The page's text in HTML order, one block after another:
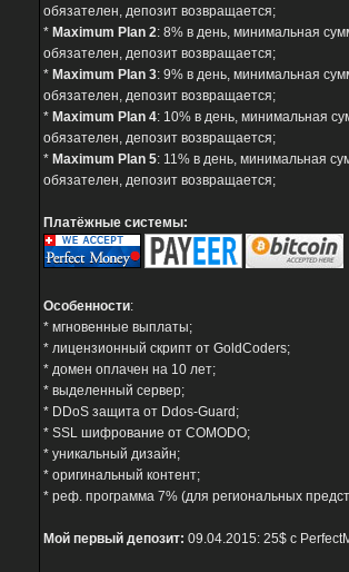
обязателен, депозит возвращается;
* Maximum Plan 2: 8% в день, минимальная
обязателен, депозит возвращается;
* Maximum Plan 3: 9% в день, минимальная
обязателен, депозит возвращается;
* Maximum Plan 4: 10% в день, минимальная
обязателен, депозит возвращается;
* Maximum Plan 5: 11% в день, минимальная
обязателен, депозит возвращается;
Платёжные системы:
Особенности:
* мгновенные выплаты;
* лицензионный скрипт от GoldCoders;
* домен оплачен на 10 лет;
* выделенный сервер;
* DDoS защита от Ddos-Guard;
* SSL шифрование от COMODO;
* уникальный дизайн;
* оригинальный контент;
* реф. программа 7% (для региональных
Мой первый депозит: 09.04.2015: 25$ с